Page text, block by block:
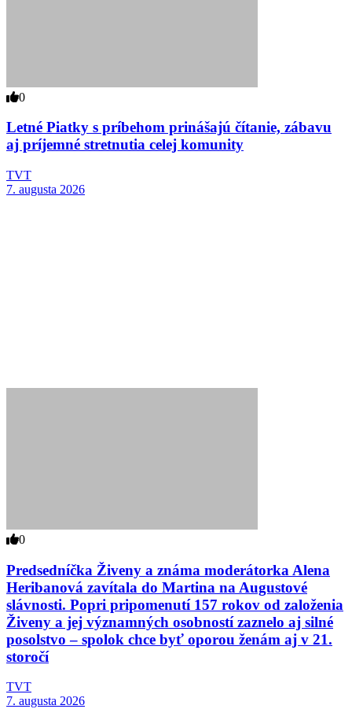
0
Letné Piatky s príbehom prinášajú čítanie, zábavu
aj príjemné stretnutia celej komunity
TVT
7. augusta 2026
0
Predsedníčka Živeny a známa moderátorka Alena
Heribanová zavítala do Martina na Augustové
slávnosti. Popri pripomenutí 157 rokov od založenia
Živeny a jej významných osobností zaznelo aj silné
posolstvo – spolok chce byť oporou ženám aj v 21.
storočí
TVT
7. augusta 2026